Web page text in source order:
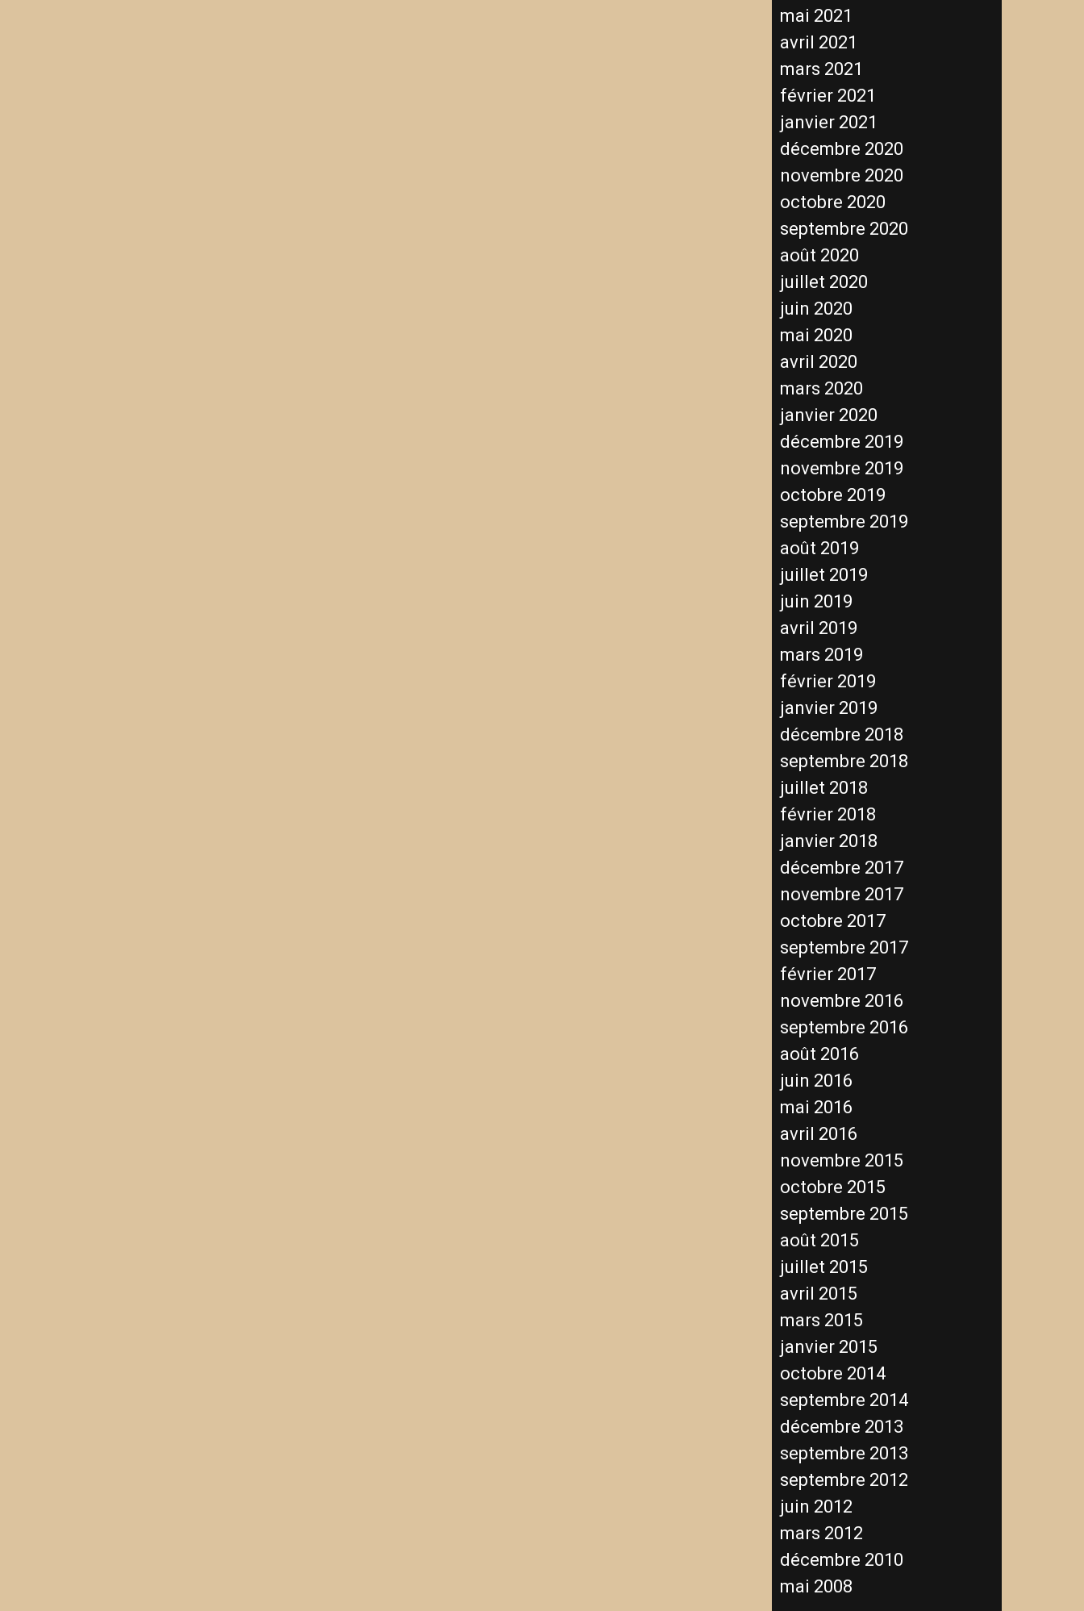
mai 2021
avril 2021
mars 2021
février 2021
janvier 2021
décembre 2020
novembre 2020
octobre 2020
septembre 2020
août 2020
juillet 2020
juin 2020
mai 2020
avril 2020
mars 2020
janvier 2020
décembre 2019
novembre 2019
octobre 2019
septembre 2019
août 2019
juillet 2019
juin 2019
avril 2019
mars 2019
février 2019
janvier 2019
décembre 2018
septembre 2018
juillet 2018
février 2018
janvier 2018
décembre 2017
novembre 2017
octobre 2017
septembre 2017
février 2017
novembre 2016
septembre 2016
août 2016
juin 2016
mai 2016
avril 2016
novembre 2015
octobre 2015
septembre 2015
août 2015
juillet 2015
avril 2015
mars 2015
janvier 2015
octobre 2014
septembre 2014
décembre 2013
septembre 2013
septembre 2012
juin 2012
mars 2012
décembre 2010
mai 2008